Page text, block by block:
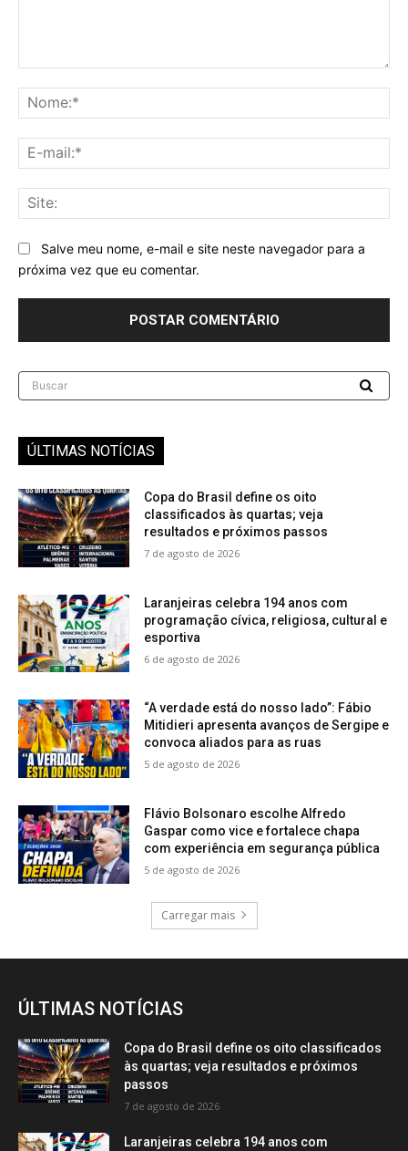
Salve meu nome, e-mail e site neste navegador para a
próxima vez que eu comentar.
Buscar
ÚLTIMAS NOTÍCIAS
Copa do Brasil define os oito
classificados às quartas; veja
resultados e próximos passos
7 de agosto de 2026
Laranjeiras celebra 194 anos com
programação cívica, religiosa, cultural e
esportiva
6 de agosto de 2026
“A verdade está do nosso lado”: Fábio
Mitidieri apresenta avanços de Sergipe e
convoca aliados para as ruas
5 de agosto de 2026
Flávio Bolsonaro escolhe Alfredo
Gaspar como vice e fortalece chapa
com experiência em segurança pública
5 de agosto de 2026
Carregar mais
ÚLTIMAS NOTÍCIAS
Copa do Brasil define os oito classificados
às quartas; veja resultados e próximos
passos
7 de agosto de 2026
Laranjeiras celebra 194 anos com